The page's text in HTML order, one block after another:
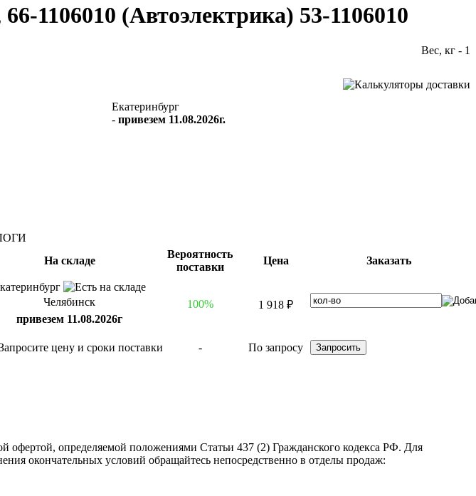
1106010 (Автоэлектрика) 53-1106010
Вес, кг - 1
Екатеринбург
- привезем 11.08.2026г.
На складе
Вероятность
поставки
Цена Заказать
Челябинск
привезем 11.08.2026г
100% 1 918 ₽
-
По запросу
определяемой положениями Статьи 437 (2) Гражданского кодекса РФ. Для
окончательных условий обращайтесь непосредственно в отделы продаж: